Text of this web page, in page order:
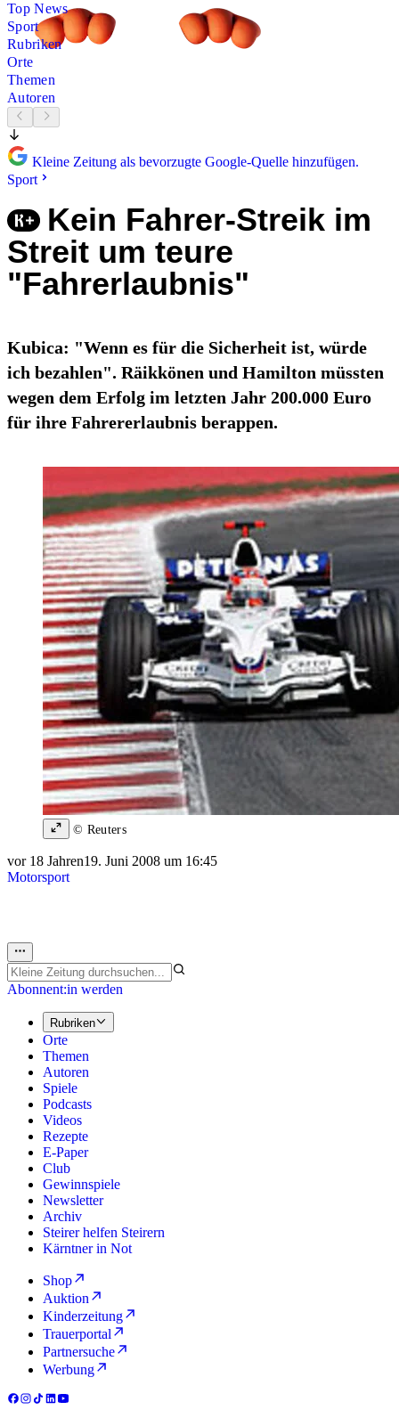
Top News
Sport
Rubriken
Orte
Themen
Autoren
Kleine Zeitung als bevorzugte Google-Quelle hinzufügen.
Sport
Kein Fahrer-Streik im
Streit um teure
"Fahrerlaubnis"
Kubica: "Wenn es für die Sicherheit ist, würde
ich bezahlen". Räikkönen und Hamilton müssten
wegen dem Erfolg im letzten Jahr 200.000 Euro
für ihre Fahrererlaubnis berappen.
© Reuters
vor 18 Jahren19. Juni 2008 um 16:45
Motorsport
Abonnent:in werden
Rubriken
Orte
Themen
Autoren
Spiele
Podcasts
Videos
Rezepte
E-Paper
Club
Gewinnspiele
Newsletter
Archiv
Steirer helfen Steirern
Kärntner in Not
Shop
Auktion
Kinderzeitung
Trauerportal
Partnersuche
Werbung